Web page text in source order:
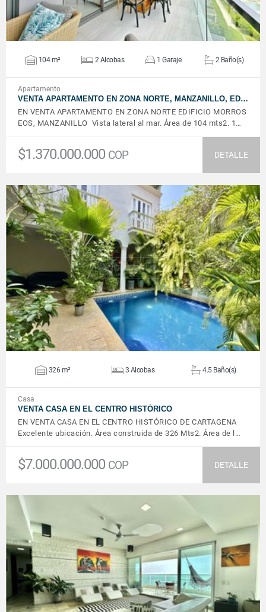
104 m² 2 Alcobas 1 Garaje 2 Baño(s)
Apartamento
VENTA APARTAMENTO EN ZONA NORTE, MANZANILLO, ED…
EN VENTA APARTAMENTO EN ZONA NORTE EDIFICIO MORROS
EOS, MANZANILLO Vista lateral al mar. Área de 104 mts2. 1…
$1.370.000.000 COP DETALLE
VER DETALLES
326 m² 3 Alcobas 4.5 Baño(s)
Casa
VENTA CASA EN EL CENTRO HISTÓRICO
EN VENTA CASA EN EL CENTRO HISTÓRICO DE CARTAGENA
Excelente ubicación. Área construida de 326 Mts2. Área de l…
$7.000.000.000 COP DETALLE
VER DETALLES